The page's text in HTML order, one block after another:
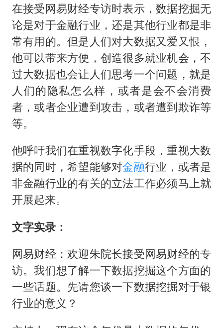
在接受网易财经专访时表示，数据挖掘无
论是对于金融行业，还是其他行业都是非
常有用的。但是人们对大数据又爱又恨，
他可以带来方便，创造很多就业机会，不
过大数据也会让人们思考一个问题，就是
人们的隐私怎么样，或者是会不会消费
者，或者企业遭到攻击，或者遭到欺诈等
等。
他呼吁我们在重视数字化手段，重视大数
据的同时，希望能够对金融行业，或者是
非金融行业的有关的立法工作必须马上就
开展起来。
文字实录：
网易财经：欢迎朱院长接受网易财经的专
访。我们想了解一下数据挖掘这个方面的
一些话题。先请您谈一下数据挖掘对于银
行业的意义？